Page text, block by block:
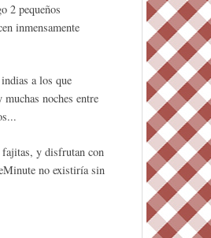
2 pequeños
inmensamente
a los que
noches entre
y disfrutan con
no existiría sin